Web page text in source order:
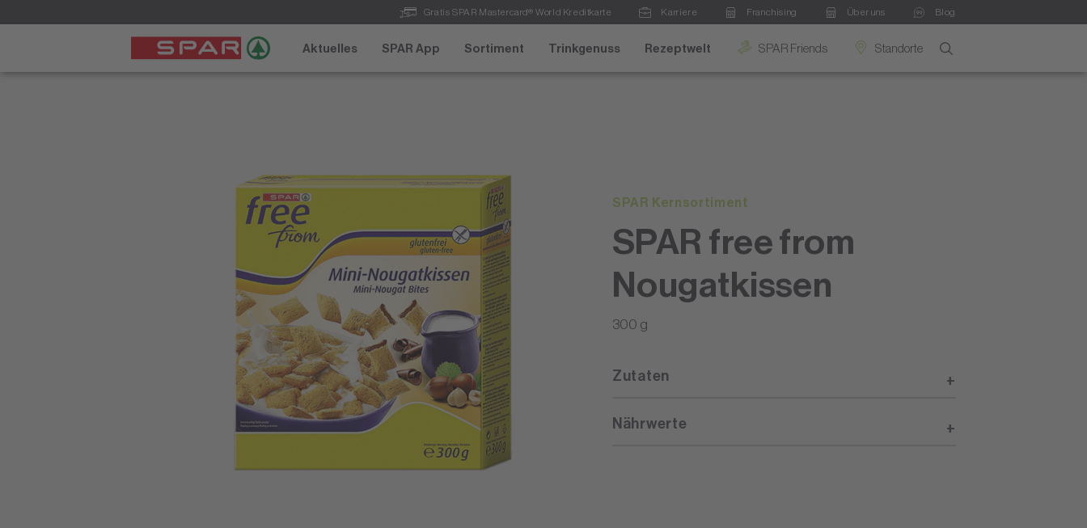
Gratis SPAR Mastercard® World Kreditkarte Karriere Franchising Über uns Blog
Aktuelles SPAR App Sortiment Trinkgenuss Rezeptwelt SPAR Friends Standorte
SPAR Kernsortiment
SPAR free from
Nougatkissen
300 g
Zutaten
Nährwerte